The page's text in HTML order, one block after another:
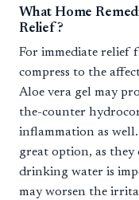
What Home
Relief?
For immediate relief
compress to the
Aloe vera gel may
the-counter
inflammation as
great option, as they
drinking water is
may worsen the